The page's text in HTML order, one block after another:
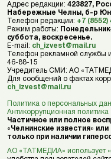
Адрес редакции: 423827,
Набережные Челны, б-р
Телефон редакции: +7
Режим работы:
суббота, воскресенье.
E-mail: ch_izvest@mail.ru
Телефон рекламной службы
46-88-15
Учредитель СМИ: АО
Для сообщений о фактах
ch_izvest@mail.ru
Политика о персональных
Антикоррупционная политика
Частичное или полное
«Челнинские известия» или
только при наличии
АО «ТАТМЕДИА» использует